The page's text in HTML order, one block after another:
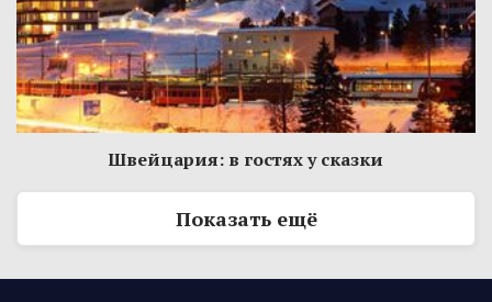
Швейцария: в гостях у сказки
Показать ещё